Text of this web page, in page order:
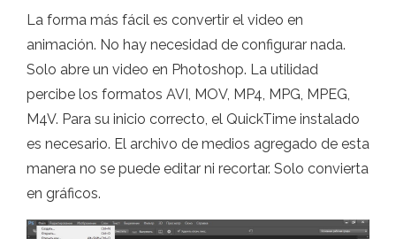
La forma más fácil es convertir el video en
animación. No hay necesidad de configurar nada.
Solo abre un video en Photoshop. La utilidad
percibe los formatos AVI, MOV, MP4, MPG, MPEG,
M4V. Para su inicio correcto, el QuickTime instalado
es necesario. El archivo de medios agregado de esta
manera no se puede editar ni recortar. Solo convierta
en gráficos.